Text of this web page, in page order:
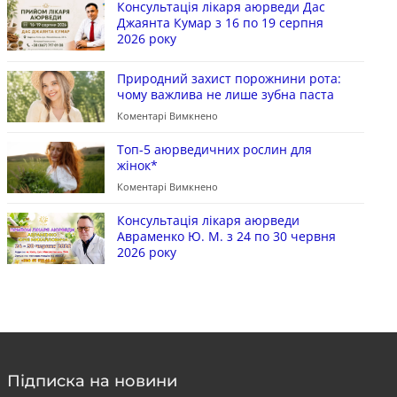
Консультація лікаря аюрведи Дас
Джаянта Кумар з 16 по 19 серпня
2026 року
Природний захист порожнини рота:
чому важлива не лише зубна паста
Коментарі Вимкнено
Топ-5 аюрведичних рослин для
жінок*
Коментарі Вимкнено
Консультація лікаря аюрведи
Авраменко Ю. М. з 24 по 30 червня
2026 року
Підписка на новини